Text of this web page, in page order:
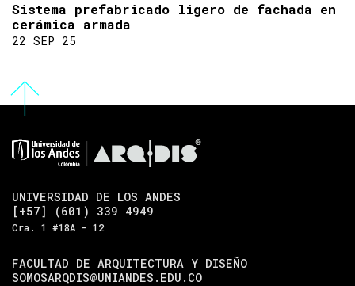
Sistema prefabricado ligero de fachada en
cerámica armada
22 SEP 25
UNIVERSIDAD DE LOS ANDES
[+57] (601) 339 4949
Cra. 1 #18A - 12
FACULTAD DE ARQUITECTURA Y DISEÑO
SOMOSARQDIS@UNIANDES.EDU.CO